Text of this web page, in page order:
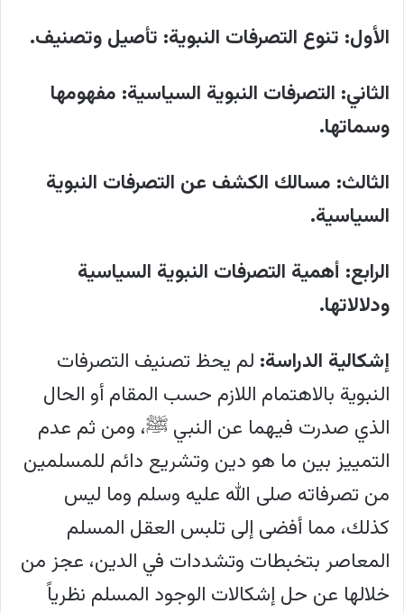
الأول: تنوع التصرفات النبوية: تأصيل وتصنيف.
الثاني: التصرفات النبوية السياسية: مفهومها
وسماتها.
الثالث: مسالك الكشف عن التصرفات النبوية
السياسية.
الرابع: أهمية التصرفات النبوية السياسية
ودلالاتها.
إشكالية الدراسة: لم يحظ تصنيف التصرفات
النبوية بالاهتمام اللازم حسب المقام أو الحال
الذي صدرت فيهما عن النبي ﷺ، ومن ثم عدم
التمييز بين ما هو دين وتشريع دائم للمسلمين
من تصرفاته صلى الله عليه وسلم وما ليس
كذلك، مما أفضى إلى تلبس العقل المسلم
المعاصر بتخبطات وتشددات في الدين، عجز من
خلالها عن حل إشكالات الوجود المسلم نظرياً